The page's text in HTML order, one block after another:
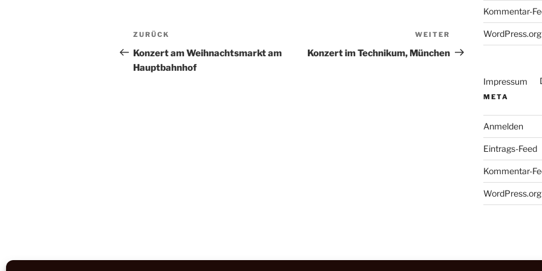
Beitragsnavigation
Vorheriger
Beitrag
ZURÜCK
Konzert am Weihnachtsmarkt am
Hauptbahnhof
Nächster
Beitrag
WEITER
Konzert im Technikum, München
Kommentar-
WordPress.org
Impressum
META
Anmelden
Eintrags-Feed
Kommentar-
WordPress.org